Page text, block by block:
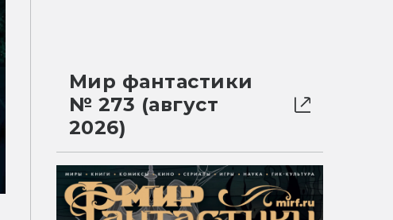
Мир фантастики
№ 273 (август
2026)